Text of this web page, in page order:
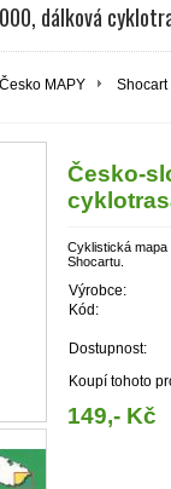
dálková
Česko MAPY Shocart
Česko-
Cyklistická
Shocartu.
Výrobce:
Kód:
Dostupnost:
Koupí tohoto
149,- Kč